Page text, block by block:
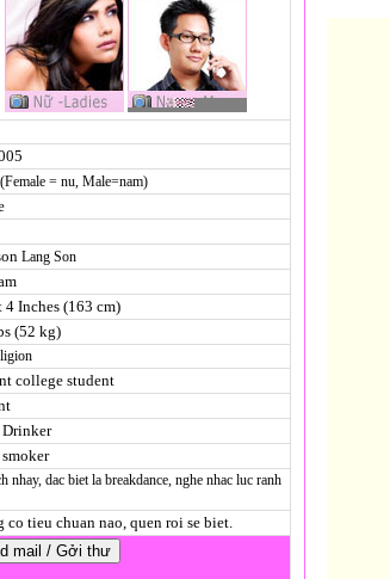
(Female = nu, Male=nam)
Lang Son
4 Inches (163 cm)
(52 kg)
college student
nhay, dac biet la breakdance, nghe nhac luc ranh
co tieu chuan nao, quen roi se biet.